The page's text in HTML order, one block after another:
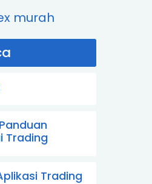
Trading
Trading